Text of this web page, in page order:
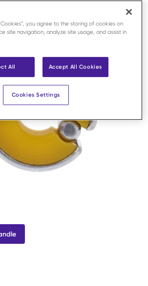
Cookies”, you agree to the storing of cookies on
site navigation, analyze site usage, and assist in
All Accept All Cookies
Cookies Settings